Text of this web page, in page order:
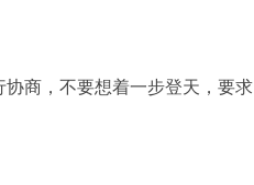
商，不要想着一步登天，要求